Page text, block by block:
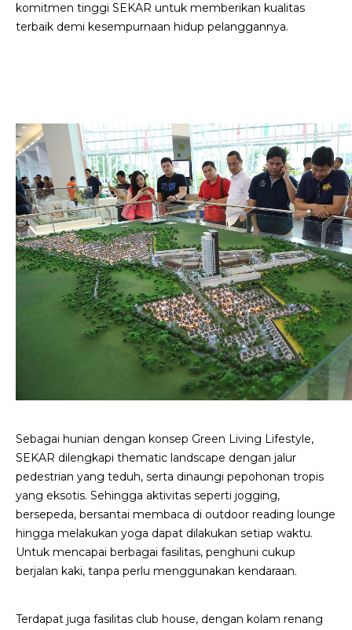
komitmen tinggi SEKAR untuk memberikan kualitas
terbaik demi kesempurnaan hidup pelanggannya.
Sebagai hunian dengan konsep Green Living Lifestyle,
SEKAR dilengkapi thematic landscape dengan jalur
pedestrian yang teduh, serta dinaungi pepohonan tropis
yang eksotis. Sehingga aktivitas seperti jogging,
bersepeda, bersantai membaca di outdoor reading lounge
hingga melakukan yoga dapat dilakukan setiap waktu.
Untuk mencapai berbagai fasilitas, penghuni cukup
berjalan kaki, tanpa perlu menggunakan kendaraan.
Terdapat juga fasilitas club house, dengan kolam renang